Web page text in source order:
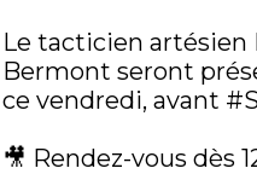
Le tacticien artésien
Bermont seront
ce vendredi, avant
🎥 Rendez-vous dès